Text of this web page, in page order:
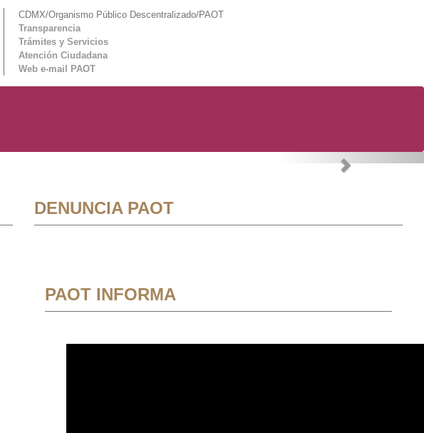
CDMX/Organismo Público Descentralizado/PAOT
Transparencia
Trámites y Servicios
Atención Ciudadana
Web e-mail PAOT
Next
DENUNCIA PAOT
PAOT INFORMA